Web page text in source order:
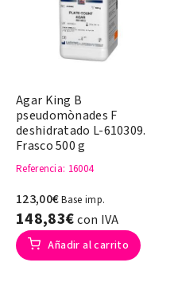
Agar King B
pseudomònades F
deshidratado L-610309.
Frasco 500 g
Referencia: 16004
123,00€Base imp.
148,83€con IVA
Añadir al carrito